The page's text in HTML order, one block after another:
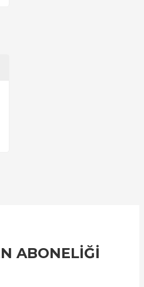
ABONELİĞİ